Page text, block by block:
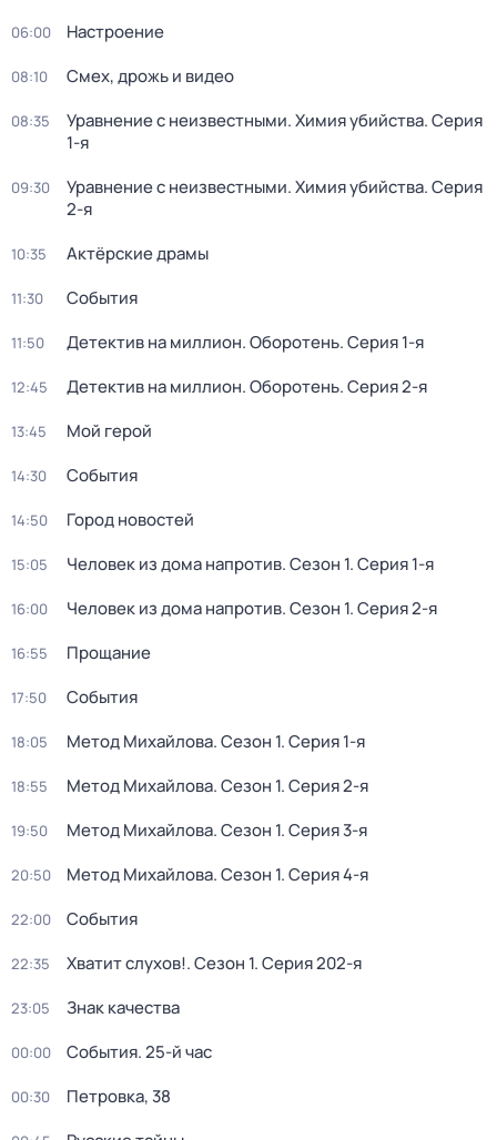
06:00 Настроение
08:10 Смех, дрожь и видео
08:35 Уравнение с неизвестными. Химия убийства. Серия
1-я
09:30 Уравнение с неизвестными. Химия убийства. Серия
2-я
10:35 Актёрские драмы
11:30 События
11:50 Детектив на миллион. Оборотень. Серия 1-я
12:45 Детектив на миллион. Оборотень. Серия 2-я
13:45 Мой герой
14:30 События
14:50 Город новостей
15:05 Человек из дома напротив. Сезон 1. Серия 1-я
16:00 Человек из дома напротив. Сезон 1. Серия 2-я
16:55 Прощание
17:50 События
18:05 Метод Михайлова. Сезон 1. Серия 1-я
18:55 Метод Михайлова. Сезон 1. Серия 2-я
19:50 Метод Михайлова. Сезон 1. Серия 3-я
20:50 Метод Михайлова. Сезон 1. Серия 4-я
22:00 События
22:35 Хватит слухов!. Сезон 1. Серия 202-я
23:05 Знак качества
00:00 События. 25-й час
00:30 Петровка, 38